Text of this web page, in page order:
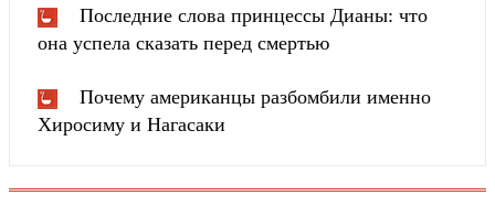
Последние слова принцессы Дианы: что
она успела сказать перед смертью
Почему американцы разбомбили именно
Хиросиму и Нагасаки